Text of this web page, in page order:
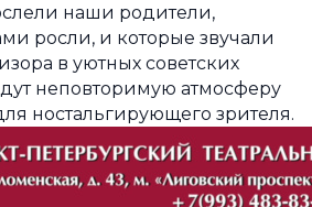
наши родители,
росли, и которые звучали
в уютных советских
неповторимую атмосферу
ностальгирующего зрителя.